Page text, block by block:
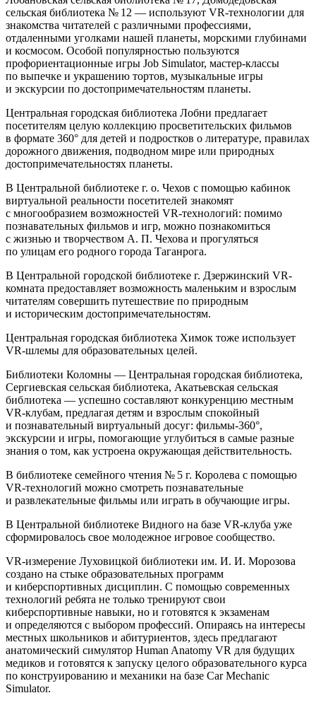
сельская библиотека № 12 — используют VR-технологии для
знакомства читателей с различными профессиями,
отдаленными уголками нашей планеты, морскими глубинами
и космосом. Особой популярностью пользуются
профориентационные игры Job Simulator, мастер-классы
по выпечке и украшению тортов, музыкальные игры
и экскурсии по достопримечательностям планеты.
Центральная городская библиотека Лобни предлагает
посетителям целую коллекцию просветительских фильмов
в формате 360° для детей и подростков о литературе, правилах
дорожного движения, подводном мире или природных
достопримечательностях планеты.
В Центральной библиотеке г. о. Чехов с помощью кабинок
виртуальной реальности посетителей знакомят
с многообразием возможностей VR-технологий: помимо
познавательных фильмов и игр, можно познакомиться
с жизнью и творчеством А. П. Чехова и прогуляться
по улицам его родного города Таганрога.
В Центральной городской библиотеке г. Дзержинский VR-
комната предоставляет возможность маленьким и взрослым
читателям совершить путешествие по природным
и историческим достопримечательностям.
Центральная городская библиотека Химок тоже использует
VR-шлемы для образовательных целей.
Библиотеки Коломны — Центральная городская библиотека,
Сергиевская сельская библиотека, Акатьевская сельская
библиотека — успешно составляют конкуренцию местным
VR-клубам, предлагая детям и взрослым спокойный
и познавательный виртуальный досуг: фильмы-360°,
экскурсии и игры, помогающие углубиться в самые разные
знания о том, как устроена окружающая действительность.
В библиотеке семейного чтения № 5 г. Королева с помощью
VR-технологий можно смотреть познавательные
и развлекательные фильмы или играть в обучающие игры.
В Центральной библиотеке Видного на базе VR-клуба уже
сформировалось свое молодежное игровое сообщество.
VR-измерение Луховицкой библиотеки им. И. И. Морозова
создано на стыке образовательных программ
и киберспортивных дисциплин. С помощью современных
технологий ребята не только тренируют свои
киберспортивные навыки, но и готовятся к экзаменам
и определяются с выбором профессий. Опираясь на интересы
местных школьников и абитуриентов, здесь предлагают
анатомический симулятор Human Anatomy VR для будущих
медиков и готовятся к запуску целого образовательного курса
по конструированию и механики на базе Car Mechanic
Simulator.